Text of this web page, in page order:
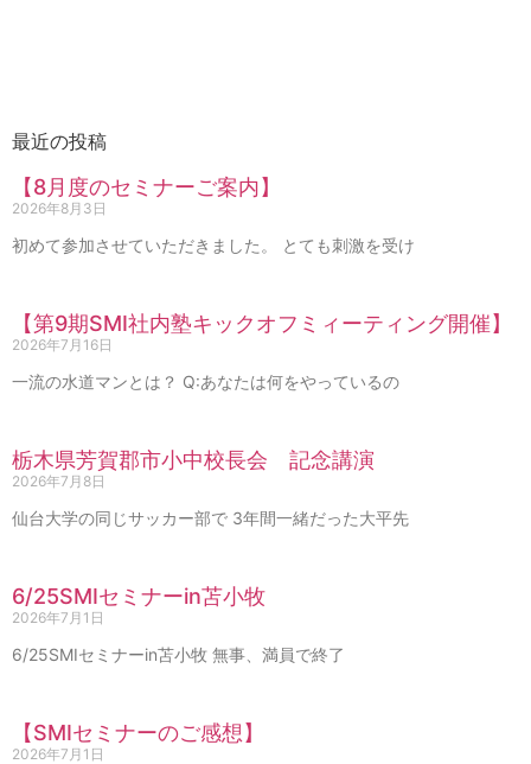
最近の投稿
【8月度のセミナーご案内】
2026年8月3日
初めて参加させていただきました。 とても刺激を受け
【第9期SMI社内塾キックオフミィーティング開催】
2026年7月16日
一流の水道マンとは？ Q:あなたは何をやっているの
栃木県芳賀郡市小中校長会 記念講演
2026年7月8日
仙台大学の同じサッカー部で 3年間一緒だった大平先
6/25SMIセミナーin苫小牧
2026年7月1日
6/25SMIセミナーin苫小牧 無事、満員で終了
【SMIセミナーのご感想】
2026年7月1日